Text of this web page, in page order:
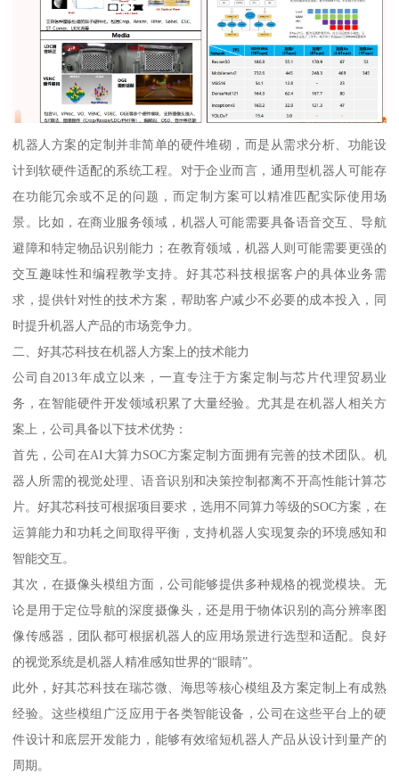
机器人方案的定制并非简单的硬件堆砌，而是从需求分析、功能设
计到软硬件适配的系统工程。对于企业而言，通用型机器人可能存
在功能冗余或不足的问题，而定制方案可以精准匹配实际使用场
景。比如，在商业服务领域，机器人可能需要具备语音交互、导航
避障和特定物品识别能力；在教育领域，机器人则可能需要更强的
交互趣味性和编程教学支持。好其芯科技根据客户的具体业务需
求，提供针对性的技术方案，帮助客户减少不必要的成本投入，同
时提升机器人产品的市场竞争力。
二、好其芯科技在机器人方案上的技术能力
公司自2013年成立以来，一直专注于方案定制与芯片代理贸易业
务，在智能硬件开发领域积累了大量经验。尤其是在机器人相关方
案上，公司具备以下技术优势：
首先，公司在AI大算力SOC方案定制方面拥有完善的技术团队。机
器人所需的视觉处理、语音识别和决策控制都离不开高性能计算芯
片。好其芯科技可根据项目要求，选用不同算力等级的SOC方案，在
运算能力和功耗之间取得平衡，支持机器人实现复杂的环境感知和
智能交互。
其次，在摄像头模组方面，公司能够提供多种规格的视觉模块。无
论是用于定位导航的深度摄像头，还是用于物体识别的高分辨率图
像传感器，团队都可根据机器人的应用场景进行选型和适配。良好
的视觉系统是机器人精准感知世界的“眼睛”。
此外，好其芯科技在瑞芯微、海思等核心模组及方案定制上有成熟
经验。这些模组广泛应用于各类智能设备，公司在这些平台上的硬
件设计和底层开发能力，能够有效缩短机器人产品从设计到量产的
周期。